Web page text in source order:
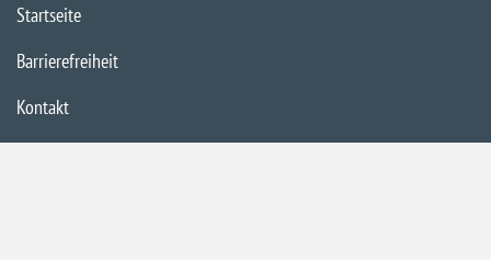
Startseite
Barrierefreiheit
Kontakt